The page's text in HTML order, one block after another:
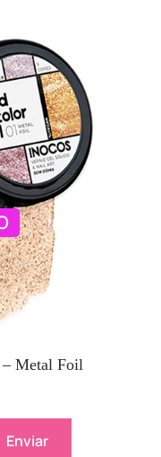
– Metal Foil
Enviar